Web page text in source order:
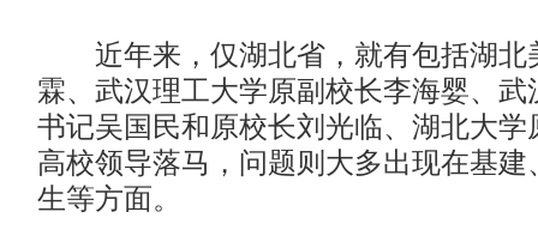
近年来，仅湖北省，就有包括湖北
霖、武汉理工大学原副校长李海婴、武
书记吴国民和原校长刘光临、湖北大学
高校领导落马，问题则大多出现在基建
生等方面。